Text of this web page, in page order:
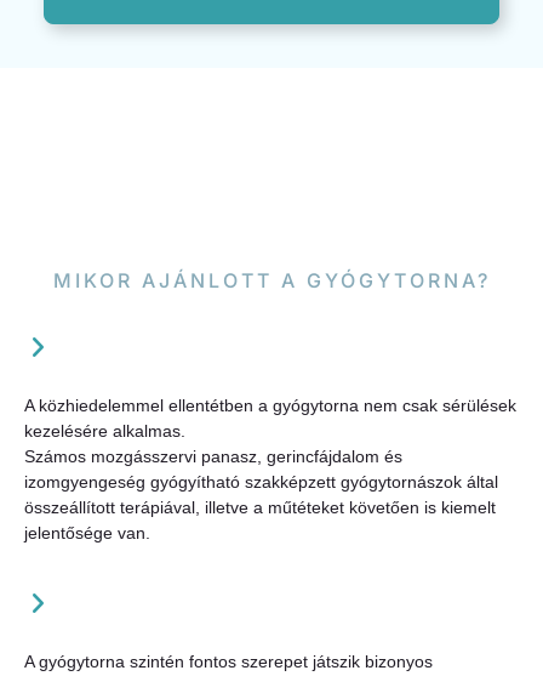
MIKOR AJÁNLOTT A GYÓGYTORNA?
A közhiedelemmel ellentétben a gyógytorna nem csak sérülések
kezelésére alkalmas.
Számos mozgásszervi panasz, gerincfájdalom és
izomgyengeség gyógyítható szakképzett gyógytornászok által
összeállított terápiával, illetve a műtéteket követően is kiemelt
jelentősége van.
A gyógytorna szintén fontos szerepet játszik bizonyos